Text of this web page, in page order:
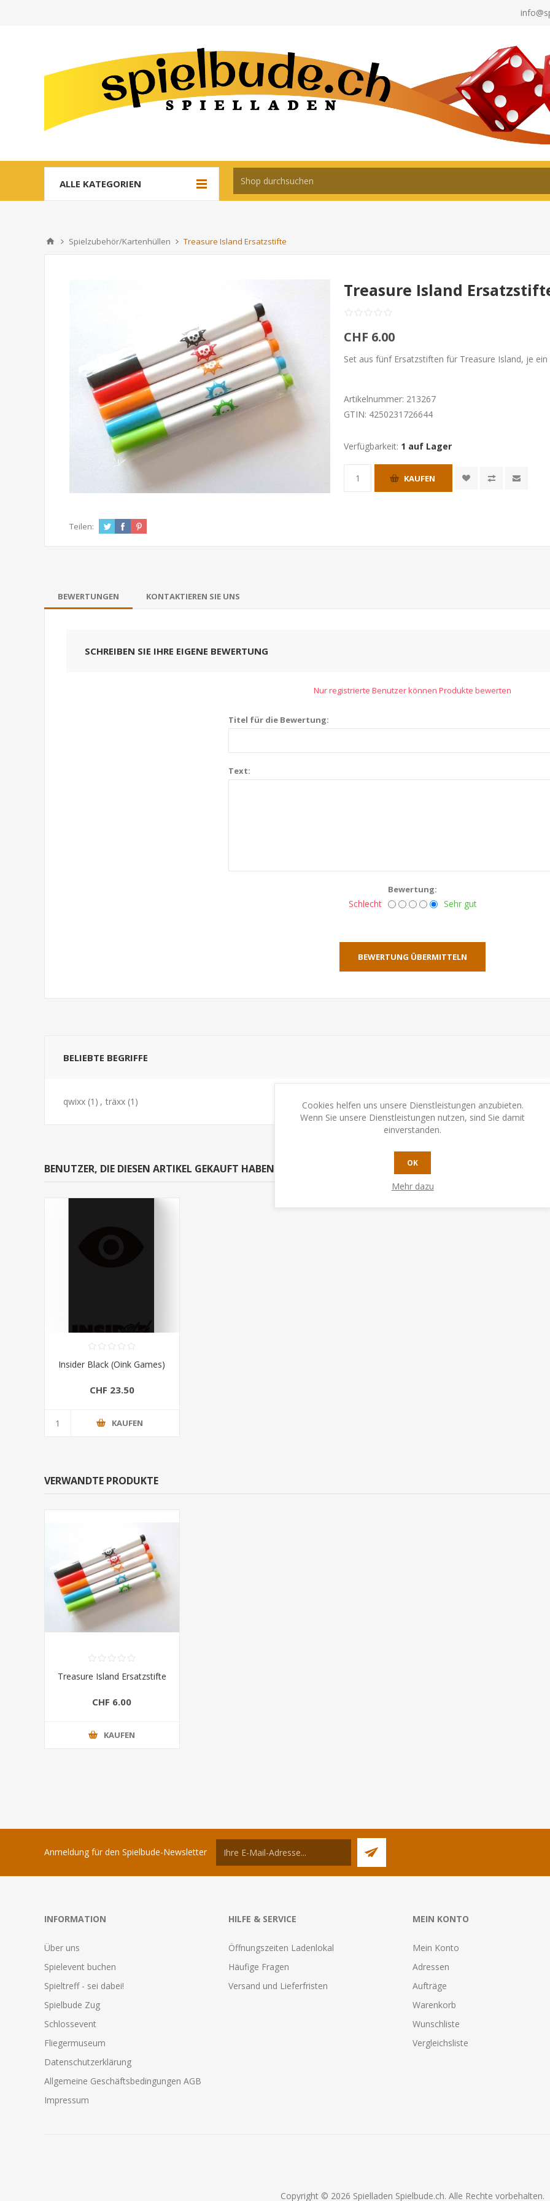
ALLE KATEGORIEN
Spielzubehör/Kartenhüllen Treasure Island Ersatzstifte
Treasure Island
CHF 6.00
Set aus fünf Ersatzstiften für Treasure Island, je
Artikelnummer: 213267
GTIN: 4250231726644
Verfügbarkeit: 1 auf Lager
KAUFEN
Teilen:
BEWERTUNGEN KONTAKTIEREN SIE UNS
SCHREIBEN SIE IHRE EIGENE BEWERTUNG
Nur registrierte Benutzer können Produkte bewerten
Titel für die Bewertung:
Text:
Bewertung:
Schlecht Sehr gut
BEWERTUNG ÜBERMITTELN
BELIEBTE BEGRIFFE
qwixx (1) , träxx (1)
BENUTZER, DIE DIESEN ARTIKEL GEKAUFT HABEN, HABEN AUCH GEKAUFT
Insider Black (Oink Games)
CHF 23.50
KAUFEN
VERWANDTE PRODUKTE
Treasure Island Ersatzstifte
CHF 6.00
KAUFEN
Anmeldung für den Spielbude-Newsletter
INFORMATION
Über uns
Spielevent buchen
Spieltreff - sei dabei!
Spielbude Zug
Schlossevent
Fliegermuseum
Datenschutzerklärung
Allgemeine Geschäftsbedingungen AGB
Impressum
HILFE & SERVICE
Öffnungszeiten Ladenlokal
Häufige Fragen
Versand und Lieferfristen
MEIN KONTO
Mein Konto
Adressen
Aufträge
Warenkorb
Wunschliste
Vergleichsliste
Copyright © 2026 Spielladen Spielbude.ch. Alle Rechte vorbehalten.
Cookies helfen uns unsere Dienstleistungen anzubieten.
Wenn Sie unsere Dienstleistungen nutzen, sind Sie damit
einverstanden.
OK
Mehr dazu